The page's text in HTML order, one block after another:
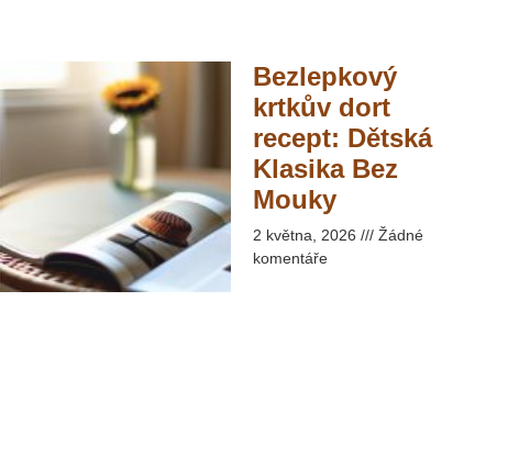
Bezlepkový
krtkův dort
recept: Dětská
Klasika Bez
Mouky​
2 května, 2026
Žádné
komentáře